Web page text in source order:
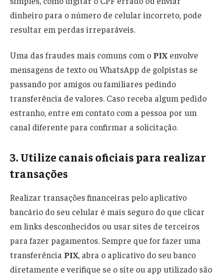
dinheiro para o número de celular incorreto, pode
resultar em perdas irreparáveis.
Uma das fraudes mais comuns com o PIX envolve
mensagens de texto ou WhatsApp de golpistas se
passando por amigos ou familiares pedindo
transferência de valores. Caso receba algum pedido
estranho, entre em contato com a pessoa por um
canal diferente para confirmar a solicitação.
3. Utilize canais oficiais para realizar
transações
Realizar transações financeiras pelo aplicativo
bancário do seu celular é mais seguro do que clicar
em links desconhecidos ou usar sites de terceiros
para fazer pagamentos. Sempre que for fazer uma
transferência PIX, abra o aplicativo do seu banco
diretamente e verifique se o site ou app utilizado são